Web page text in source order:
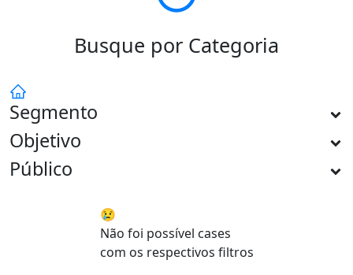
Busque por Categoria
Segmento
Objetivo
Público
😢
Não foi possível cases
com os respectivos filtros